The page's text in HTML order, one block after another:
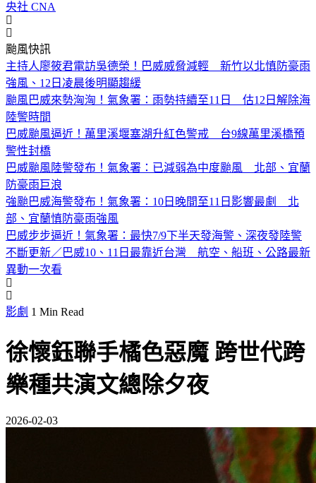
央社 CNA
颱風快訊
主持人廖筱君電訪吳德榮！巴威威脅減輕 新竹以北慎防豪雨
強風、12日凌晨後明顯趨緩
颱風巴威來勢洶洶！氣象署：雨勢持續至11日 估12日解除海
陸警時間
巴威颱風逼近！萬里溪堰塞湖升紅色警戒 台9線萬里溪橋預
警性封橋
巴威颱風陸警發布！氣象署：已減弱為中度颱風 北部、宜蘭
防豪雨巨浪
強颱巴威海警發布！氣象署：10日晚間至11日影響最劇 北
部、宜蘭慎防豪雨強風
巴威步步逼近！氣象署：最快7/9下半天發海警、深夜發陸警
不斷更新／巴威10、11日最靠近台灣 航空、船班、公路最新
異動一次看
影劇 1 Min Read
徐懷鈺聯手橘色惡魔 跨世代跨
樂種共演文總除夕夜
2026-02-03